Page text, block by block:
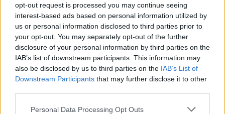
opt-out request is processed you may continue seeing
interest-based ads based on personal information utilized by
us or personal information disclosed to third parties prior to
your opt-out. You may separately opt-out of the further
disclosure of your personal information by third parties on the
IAB’s list of downstream participants. This information may
also be disclosed by us to third parties on the IAB’s List of
Downstream Participants that may further disclose it to other
Personal Data Processing Opt Outs